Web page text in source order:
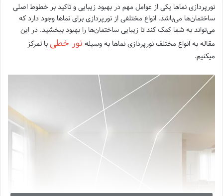
نورپردازی نماها یکی از عوامل مهم در بهبود زیبایی و تاکید بر خطوط اصلی
ساختمان‌ها می‌باشد. انواع مختلفی از نورپردازی برای نماها وجود دارد که
می‌تواند به شما کمک کند تا زیبایی ساختمان‌ها را بهبود ببخشید. در این
مقاله به انواع مختلف نورپردازی نماها به وسیله نور خطی با تمرکز
میکنیم.